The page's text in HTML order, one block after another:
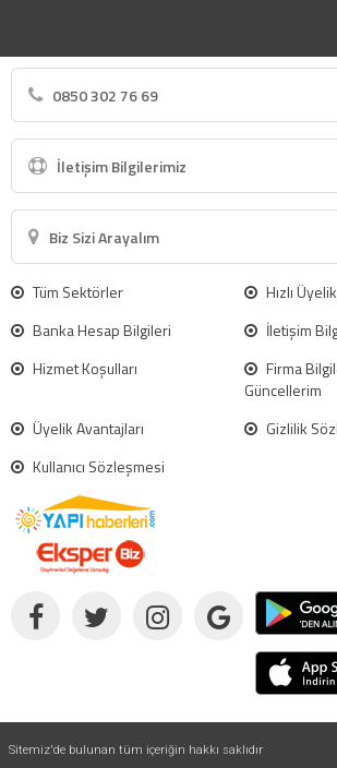
0850 302 76 69
İletişim Bilgilerimiz
Biz Sizi Arayalım
Tüm Sektörler
Hızlı
Banka Hesap Bilgileri
İletişim
Hizmet Koşulları
Firma
Güncellerim
Üyelik Avantajları
Gizlilik
Kullanıcı Sözleşmesi
Sitemiz'de bulunan tüm içeriğin hakkı saklıdır